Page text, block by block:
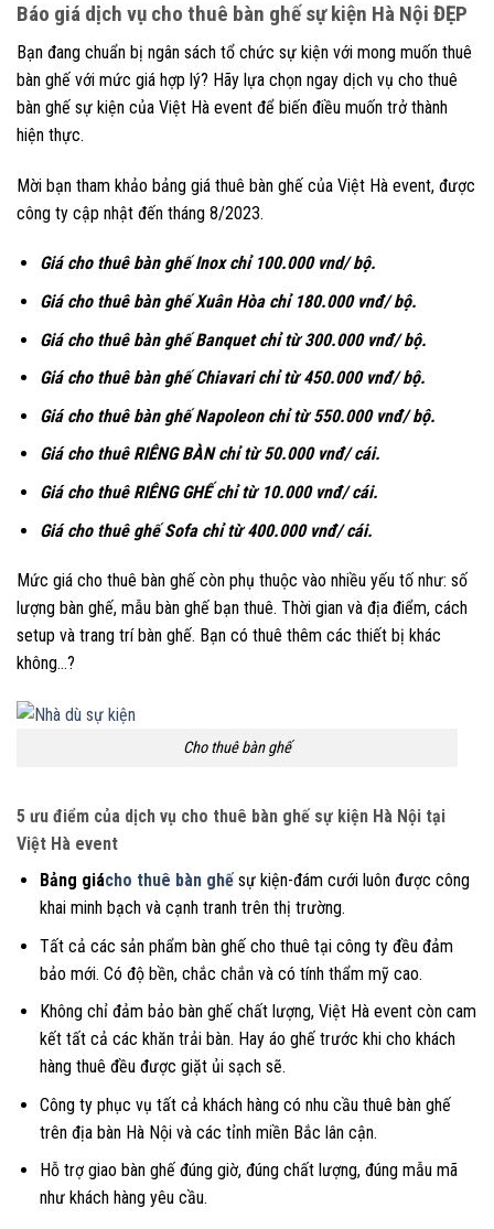
Báo giá dịch vụ cho thuê bàn ghế sự kiện Hà Nội ĐẸP
Bạn đang chuẩn bị ngân sách tổ chức sự kiện với mong muốn thuê
bàn ghế với mức giá hợp lý? Hãy lựa chọn ngay dịch vụ cho thuê
bàn ghế sự kiện của Việt Hà event để biến điều muốn trở thành
hiện thực.
Mời bạn tham khảo bảng giá thuê bàn ghế của Việt Hà event, được
công ty cập nhật đến tháng 8/2023.
Giá cho thuê bàn ghế Inox chỉ 100.000 vnd/ bộ.
Giá cho thuê bàn ghế Xuân Hòa chỉ 180.000 vnđ/ bộ.
Giá cho thuê bàn ghế Banquet chỉ từ 300.000 vnđ/ bộ.
Giá cho thuê bàn ghế Chiavari chỉ từ 450.000 vnđ/ bộ.
Giá cho thuê bàn ghế Napoleon chỉ từ 550.000 vnđ/ bộ.
Giá cho thuê RIÊNG BÀN chỉ từ 50.000 vnđ/ cái.
Giá cho thuê RIÊNG GHẾ chỉ từ 10.000 vnđ/ cái.
Giá cho thuê ghế Sofa chỉ từ 400.000 vnđ/ cái.
Mức giá cho thuê bàn ghế còn phụ thuộc vào nhiều yếu tố như: số
lượng bàn ghế, mẫu bàn ghế bạn thuê. Thời gian và địa điểm, cách
setup và trang trí bàn ghế. Bạn có thuê thêm các thiết bị khác
không…?
Cho thuê bàn ghế
5 ưu điểm của dịch vụ cho thuê bàn ghế sự kiện Hà Nội tại
Việt Hà event
Bảng giácho thuê bàn ghếsự kiện-đám cưới luôn được công
khai minh bạch và cạnh tranh trên thị trường.
Tất cả các sản phẩm bàn ghế cho thuê tại công ty đều đảm
bảo mới. Có độ bền, chắc chắn và có tính thẩm mỹ cao.
Không chỉ đảm bảo bàn ghế chất lượng, Việt Hà event còn cam
kết tất cả các khăn trải bàn. Hay áo ghế trước khi cho khách
hàng thuê đều được giặt ủi sạch sẽ.
Công ty phục vụ tất cả khách hàng có nhu cầu thuê bàn ghế
trên địa bàn Hà Nội và các tỉnh miền Bắc lân cận.
Hỗ trợ giao bàn ghế đúng giờ, đúng chất lượng, đúng mẫu mã
như khách hàng yêu cầu.